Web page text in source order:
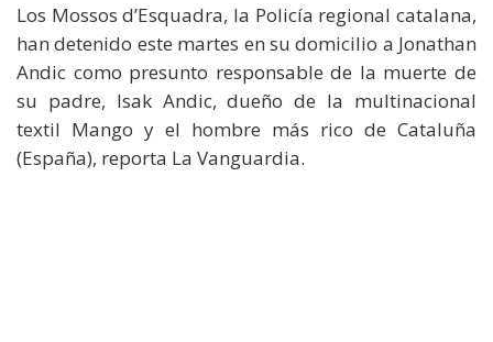
Los Mossos d’Esquadra, la Policía regional catalana,
han detenido este martes en su domicilio a Jonathan
Andic como presunto responsable de la muerte de
su padre, Isak Andic, dueño de la multinacional
textil Mango y el hombre más rico de Cataluña
(España), reporta La Vanguardia.